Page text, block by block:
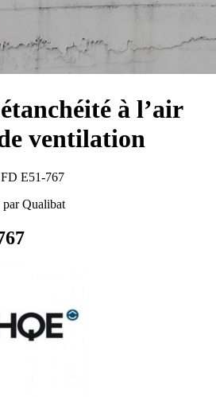
à l’air
ventilation
E51-767
Qualibat